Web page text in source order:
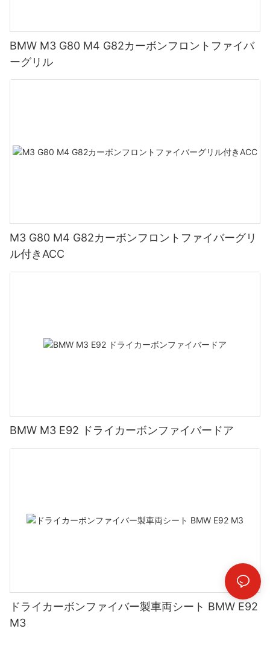
BMW M3 G80 M4 G82カーボンフロントファイバ
ーグリル
M3 G80 M4 G82カーボンフロントファイバーグリ
ル付きACC
BMW M3 E92 ドライカーボンファイバードア
ドライカーボンファイバー製車両シート BMW E92
M3